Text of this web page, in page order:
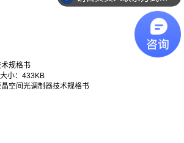
规格书
小：433KB
空间光调制器技术规格书